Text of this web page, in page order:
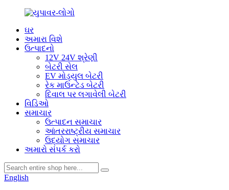
ઘર
અમારા વિશે
ઉત્પાદનો
12V 24V શ્રેણી
બેટરી સેલ
EV મોડ્યુલ બેટરી
રેક માઉન્ટેડ બેટરી
દિવાલ પર લગાવેલી બેટરી
વિડિઓ
સમાચાર
ઉત્પાદન સમાચાર
આંતરરાષ્ટ્રીય સમાચાર
ઉદ્યોગ સમાચાર
અમારો સંપર્ક કરો
English